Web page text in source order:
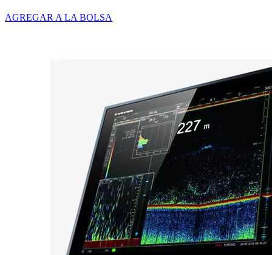
AGREGAR A LA BOLSA